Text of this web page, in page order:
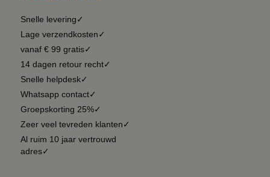
Snelle levering✓
Lage verzendkosten✓
vanaf € 99 gratis✓
14 dagen retour recht✓
Snelle helpdesk✓
Whatsapp contact✓
Groepskorting 25%✓
Zeer veel tevreden klanten✓
Al ruim 10 jaar vertrouwd
adres✓